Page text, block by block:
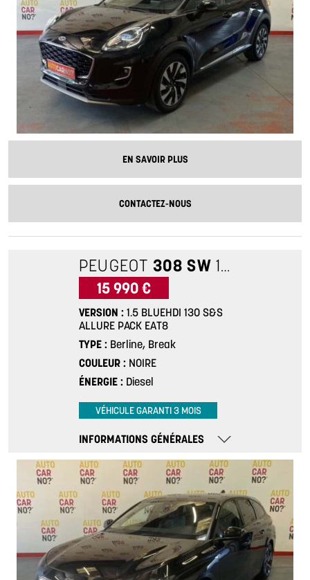
EN SAVOIR PLUS
CONTACTEZ-NOUS
PEUGEOT 308 SW 1.5 BLUEHDI 130 S&S ALLURE PACK EAT8
15 990 €
VERSION
1.5 BLUEHDI 130 S&S
ALLURE PACK EAT8
TYPE
Berline, Break
COULEUR
NOIRE
ÉNERGIE
Diesel
VÉHICULE GARANTI 3 MOIS
INFORMATIONS GÉNÉRALES